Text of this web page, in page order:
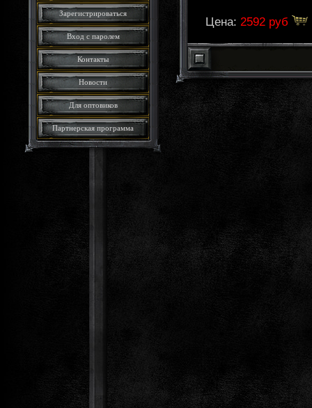
Зарегистрироваться
Вход с паролем
Контакты
Новости
Для оптовиков
Партнерская программа
Цена: 2592 руб